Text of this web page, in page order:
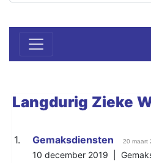
Langdurig Zieke
1. Gemaksdiensten 20 maart
10 december 2019 |